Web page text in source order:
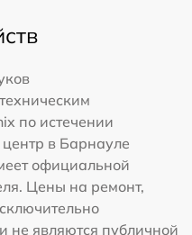
по истечении
в Барнауле
официальной
Цены на ремонт,
не являются публичной